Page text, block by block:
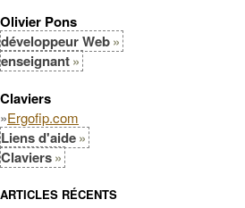
Olivier Pons
développeur Web
enseignant
Claviers
»Ergofip.com
Liens d'aide
Claviers
ARTICLES RÉCENTS